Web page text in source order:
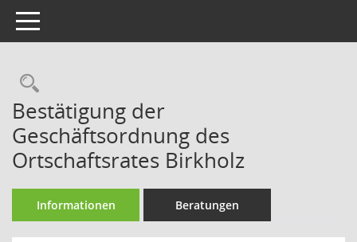
Toggle navigation
Rechercheauswahl
Bestätigung der
Geschäftsordnung des
Ortschaftsrates Birkholz
Informationen Beratungen